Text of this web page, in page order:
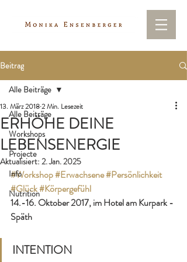
Beitrag
Alle Beiträge
Workshops
Projecte
Info
Nutrition
Alle Beiträge
ERHÖHE DEINE
LEBENSENERGIE
13. März 20182 Min. Lesezeit
Aktualisiert: 2. Jan. 2025
#Workshop#Erwachsene#Persönlichkeit
#Glück#Körpergefühl
14.-16. Oktober 2017, im Hotel am Kurpark -
Späth
INTENTION